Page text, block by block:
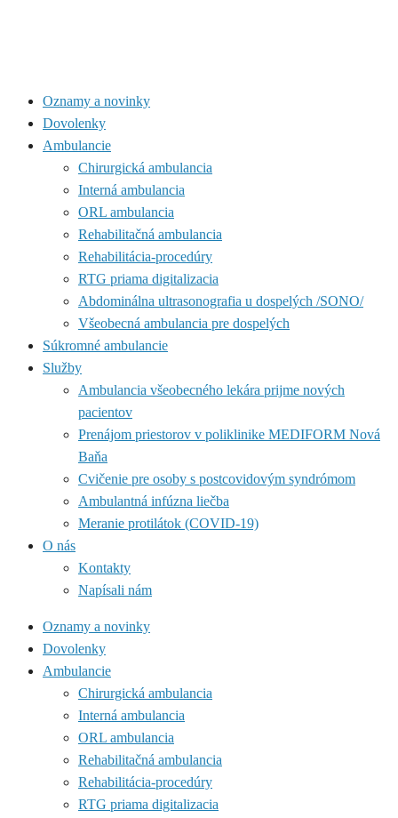
Oznamy a novinky
Dovolenky
Ambulancie
Chirurgická ambulancia
Interná ambulancia
ORL ambulancia
Rehabilitačná ambulancia
Rehabilitácia-procedúry
RTG priama digitalizacia
Abdominálna ultrasonografia u dospelých /SONO/
Všeobecná ambulancia pre dospelých
Súkromné ambulancie
Služby
Ambulancia všeobecného lekára prijme nových
pacientov
Prenájom priestorov v poliklinike MEDIFORM Nová
Baňa
Cvičenie pre osoby s postcovidovým syndrómom
Ambulantná infúzna liečba
Meranie protilátok (COVID-19)
O nás
Kontakty
Napísali nám
Oznamy a novinky
Dovolenky
Ambulancie
Chirurgická ambulancia
Interná ambulancia
ORL ambulancia
Rehabilitačná ambulancia
Rehabilitácia-procedúry
RTG priama digitalizacia